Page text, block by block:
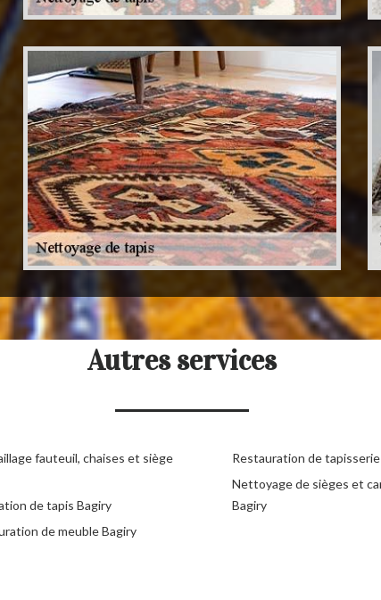
Autres services
fauteuil, chaises et siège
de tapis Bagiry
de meuble Bagiry
Restauration de
Nettoyage de sièges et
Bagiry